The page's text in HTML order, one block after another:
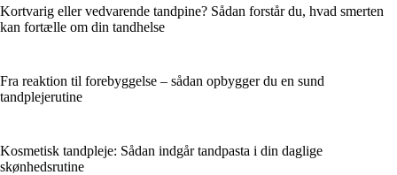
Kortvarig eller vedvarende tandpine? Sådan forstår du, hvad smerten
kan fortælle om din tandhelse
Fra reaktion til forebyggelse – sådan opbygger du en sund
tandplejerutine
Kosmetisk tandpleje: Sådan indgår tandpasta i din daglige
skønhedsrutine